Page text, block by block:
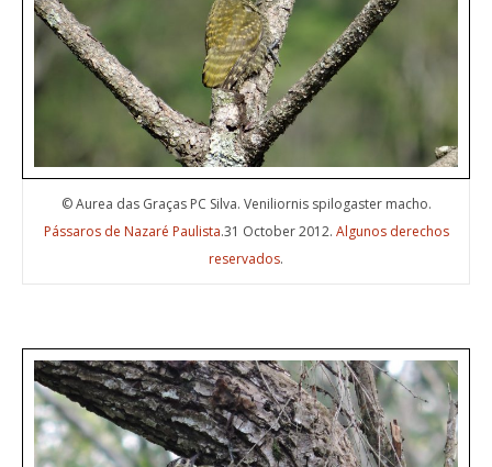
© Aurea das Graças PC Silva. Veniliornis spilogaster macho.
Pássaros de Nazaré Paulista.31 October 2012. Algunos derechos
reservados.